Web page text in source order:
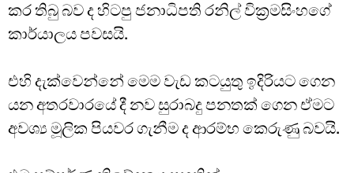
කර තිබු බව ද හිටපු ජනාධිපති රනිල් වික්‍රමසිංහගේ
කාර්යාලය පවසයි.
එහි දැක්වෙන්නේ මෙම වැඩ කටයුතු ඉදිරියට ගෙන
යන අතරවාරයේ දී නව සුරාබදු පනතක් ගෙන ඒමට
අවශ්‍ය මූලික පියවර ගැනීම ද ආරම්භ කෙරුණු බවයි.